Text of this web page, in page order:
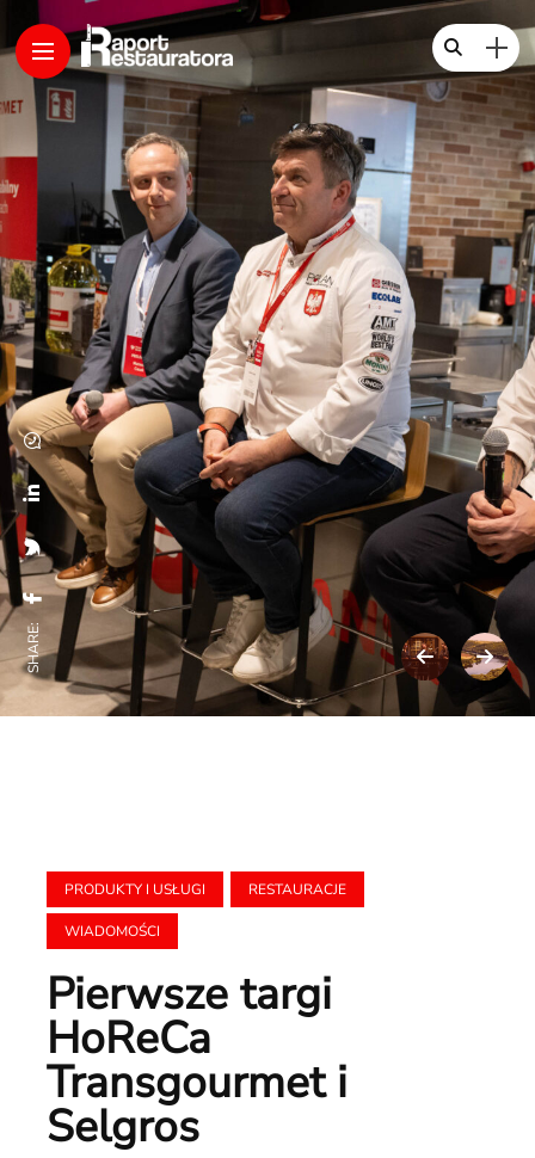
SHARE:
PRODUKTY I USŁUGI RESTAURACJE
WIADOMOŚCI
Pierwsze targi
HoReCa
Transgourmet i
Selgros